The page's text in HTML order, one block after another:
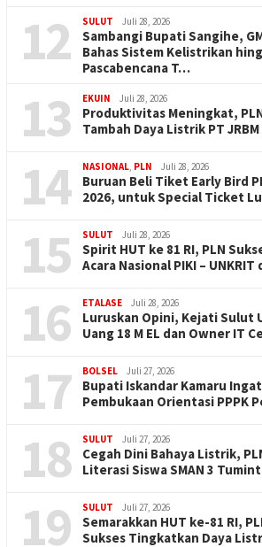
12 SULUT Juli 28, 2026
Sambangi Bupati Sangihe,
Bahas Sistem Kelistrikan
Pascabencana T…
13 EKUIN Juli 28, 2026
Produktivitas Meningkat,
Tambah Daya Listrik PT
14 NASIONAL, PLN Juli 28, 2026
Buruan Beli Tiket Early Bird
2026, untuk Special Ticket
15 SULUT Juli 28, 2026
Spirit HUT ke 81 RI, PLN
Acara Nasional PIKI –
16 ETALASE Juli 28, 2026
Luruskan Opini, Kejati Sulut
Uang 18 M EL dan Owner IT
17 BOLSEL Juli 27, 2026
Bupati Iskandar Kamaru
Pembukaan Orientasi PPPK
18 SULUT Juli 27, 2026
Cegah Dini Bahaya Listrik,
Literasi Siswa SMAN 3
19 SULUT Juli 27, 2026
Semarakkan HUT ke-81 RI,
Sukses Tingkatkan Daya